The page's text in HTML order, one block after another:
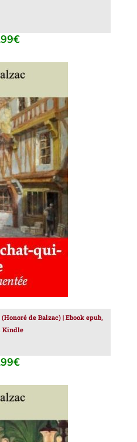
€
/ DÉTAILS
de Balzac) | Ebook epub,
Kindle
€